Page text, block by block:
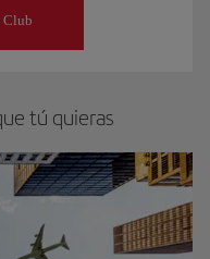
Club
tú quieras